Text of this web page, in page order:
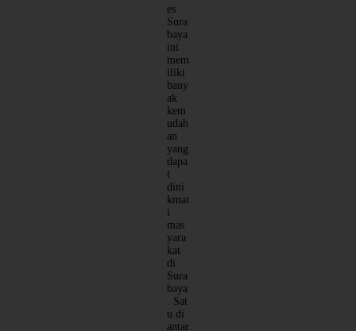
es
Sura
baya
ini
mem
iliki
bany
ak
kem
udah
an
yang
dapa
t
dini
kmat
i
mas
yara
kat
di
Sura
baya
. Sat
u di
antar